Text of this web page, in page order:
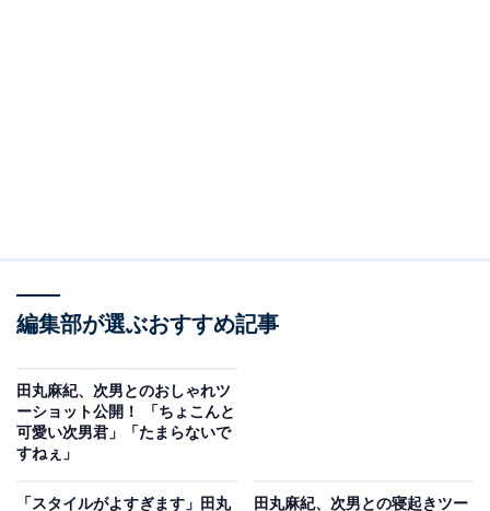
編集部が選ぶおすすめ記事
田丸麻紀、次男とのおしゃれツ
ーショット公開！ 「ちょこんと
可愛い次男君」「たまらないで
すねぇ」
「スタイルがよすぎます」田丸
田丸麻紀、次男との寝起きツー